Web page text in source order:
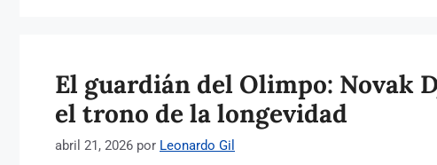
El guardián del Olimpo: Novak
el trono de la longevidad
abril 21, 2026 por Leonardo Gil